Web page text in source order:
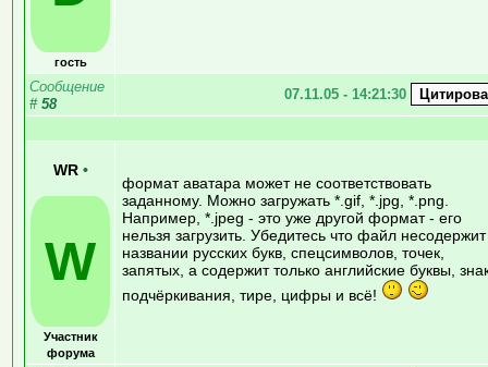
гость
Сообщение
# 58
07.11.05 - 14:21:30
WR •
W
Участник
форума
формат аватара может не соответствовать
заданному. Можно загружать *.gif, *.jpg, *.png.
Например, *.jpeg - это уже другой формат - его
нельзя загрузить. Убедитесь что файл
названии русских букв, спецсимволов, точек,
запятых, а содержит только английские буквы,
подчёркивания, тире, цифры и всё!